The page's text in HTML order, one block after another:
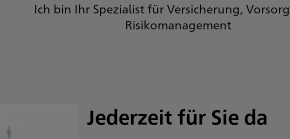
Ich bin Ihr Spezialist für Versicherung,
Risikomanagement
Jederzeit für Sie da